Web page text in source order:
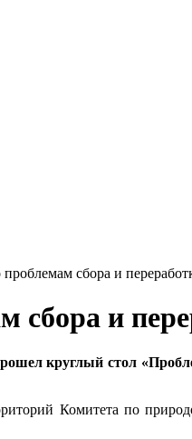
сбора и
и
круглый стол
Комитета по